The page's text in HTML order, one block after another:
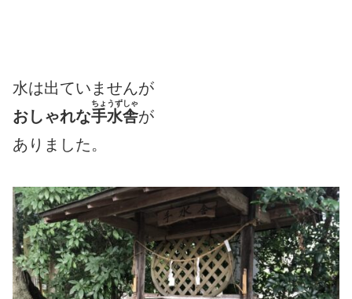
水は出ていませんが
おしゃれな手水舎
ちょうずしゃ
が
ありました。